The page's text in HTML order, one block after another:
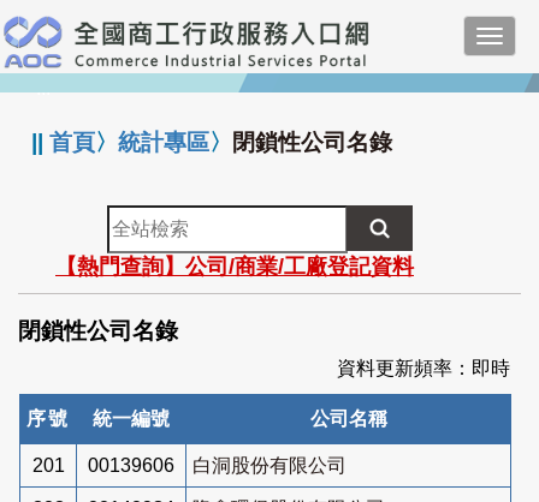
跳
到
主
要
:::
||首頁〉統計專區〉 閉鎖性公司名錄
全
站
檢
索
【熱門查詢】公司/商業/工廠登記資料
閉鎖性公司名錄
資料更新頻率：即時
序號 統一編號 公司名稱
201 00139606 白洞股份有限公司